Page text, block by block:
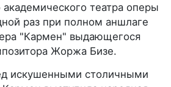
академического театра оперы
раз при полном аншлаге
"Кармен" выдающегося
Жоржа Бизе.
искушенными столичными